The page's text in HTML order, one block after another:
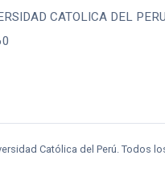
CATOLICA DEL PERU
Católica del Perú. Todos